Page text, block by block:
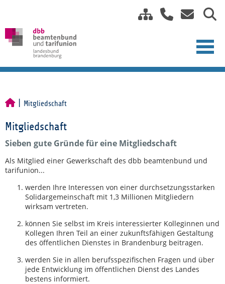
Mitgliedschaft
Mitgliedschaft
Sieben gute Gründe für eine Mitgliedschaft
Als Mitglied einer Gewerkschaft des dbb beamtenbund und
tarifunion...
werden Ihre Interessen von einer durchsetzungsstarken
Solidargemeinschaft mit 1,3 Millionen Mitgliedern
wirksam vertreten.
können Sie selbst im Kreis interessierter Kolleginnen und
Kollegen Ihren Teil an einer zukunftsfähigen Gestaltung
des öffentlichen Dienstes in Brandenburg beitragen.
werden Sie in allen berufsspezifischen Fragen und über
jede Entwicklung im öffentlichen Dienst des Landes
bestens informiert.